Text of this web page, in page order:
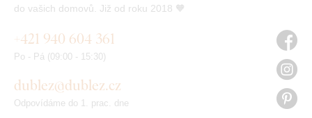
do vašich domovů. Již od roku 2018 🧡
+421 940 604 361
Po - Pá (09:00 - 15:30)
dublez@dublez.cz
Odpovídáme do 1. prac. dne